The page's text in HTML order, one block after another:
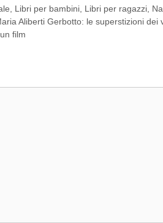
Libri per bambini Libri per ragazzi
Aliberti Gerbotto: le superstizioni dei
film